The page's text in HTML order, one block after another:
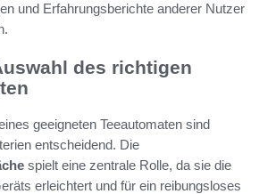
und Erfahrungsberichte anderer Nutzer
des richtigen
geeigneten Teeautomaten sind
entscheidend. Die
spielt eine zentrale Rolle, da sie die
erleichtert und für ein reibungsloses